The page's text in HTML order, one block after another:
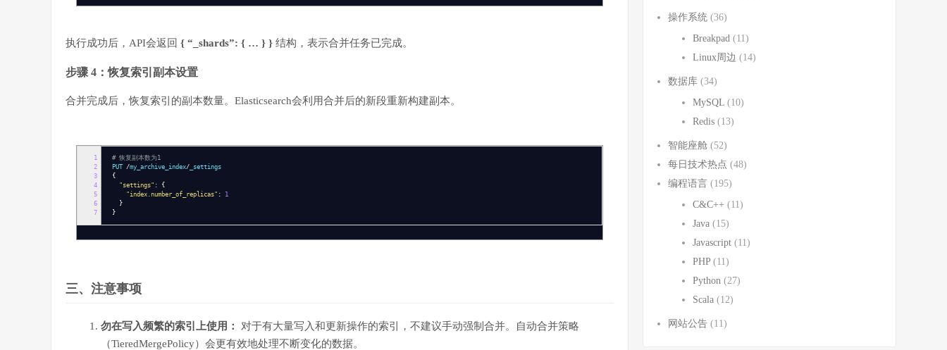
执行成功后，API会返回 { “_shards”: { … } } 结构，表示合并任务已完成。
步骤 4：恢复索引副本设置
合并完成后，恢复索引的副本数量。Elasticsearch会利用合并后的新段重新构建副本。
1
2
3
4
5
6
7
# 恢复副本数为1
PUT /my_archive_index/ _settings
{
"settings" :
{
"index.number_of_replicas" :
1
}
}
三、注意事项
勿在写入频繁的索引上使用：
对于有大量写入和更新操作的索引，不建议手动强制合并。自动合并策略
（TieredMergePolicy）会更有效地处理不断变化的数据。
操作系统 (36)
Breakpad (11)
Linux周边 (14)
数据库 (34)
MySQL (10)
Redis (13)
智能座舱 (52)
每日技术热点 (48)
编程语言 (195)
C&C++ (11)
Java (15)
Javascript (11)
PHP (11)
Python (27)
Scala (12)
网站公告 (11)